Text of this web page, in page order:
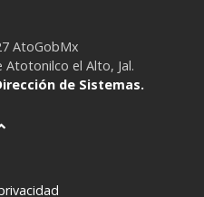
AtoGobMx
el Alto, Jal.
de Sistemas.